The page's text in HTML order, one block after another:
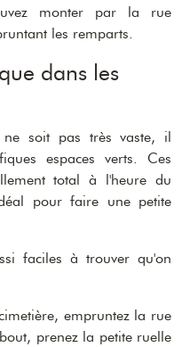
monter par la rue
les remparts.
dans les
ne soit pas très vaste, il
espaces verts. Ces
total à l'heure du
pour faire une petite
faciles à trouver qu'on
empruntez la rue
prenez la petite ruelle